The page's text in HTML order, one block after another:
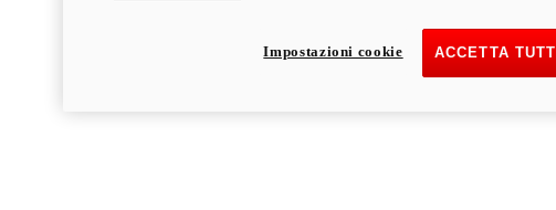
ACCETTA
Impostazioni cookie